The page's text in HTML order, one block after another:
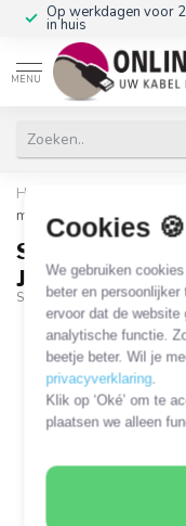
Cookies 🍪
We gebruiken
beter en
ervoor dat de website
analytische functie.
beetje beter. Wil je
privacyverklaring.
Klik op ‘Oké’ om te
plaatsen we alleen
Op werkdagen voor
in huis
MENU
Home
Sinox PRO
meter
Sinox PRO 8-
Jack adapter |
SXI03250MFI